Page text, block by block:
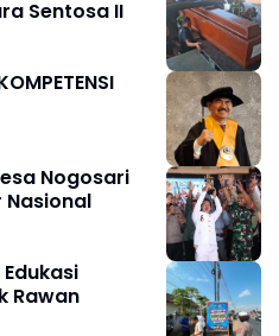
Sentosa II
Nogosari
Nasional
Rawan